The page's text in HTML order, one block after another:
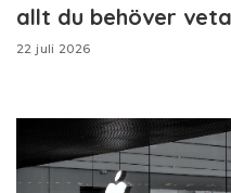
allt du behöver veta
22 juli 2026